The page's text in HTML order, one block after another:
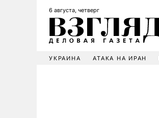
6 августа, четверг
УКРАИНА АТАКА НА ИРАН